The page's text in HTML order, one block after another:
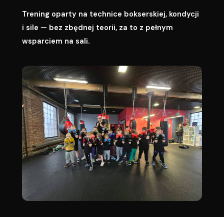
Trening oparty na technice bokserskiej, kondycji
i sile — bez zbędnej teorii, za to z pełnym
wsparciem na sali.